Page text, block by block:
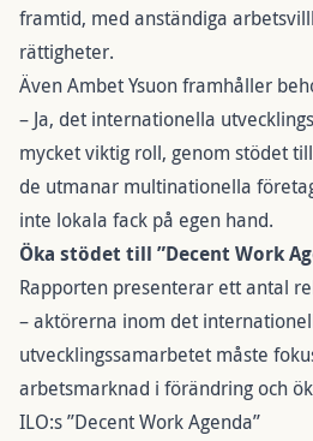
framtid, med anständiga
rättigheter.
Även Ambet Ysuon framhåller
– Ja, det internationella
mycket viktig roll, genom stödet
de utmanar multinationella
inte lokala fack på egen hand.
Öka stödet till ”Decent Work
Rapporten presenterar ett antal
– aktörerna inom det
utvecklingssamarbetet måste
arbetsmarknad i förändring och
ILO:s ”Decent Work Agenda”